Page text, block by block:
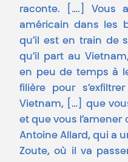
raconte. [….] Vous
américain dans les
qu’il est en train de
qu’il part au
en peu de temps à
filière pour
Vietnam, […] que
et que vous l’amener
Antoine Allard, qui a
Zoute, où il va